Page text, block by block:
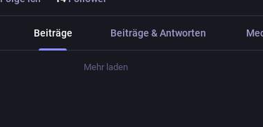
Beiträge Beiträge & Antworten
Mehr laden